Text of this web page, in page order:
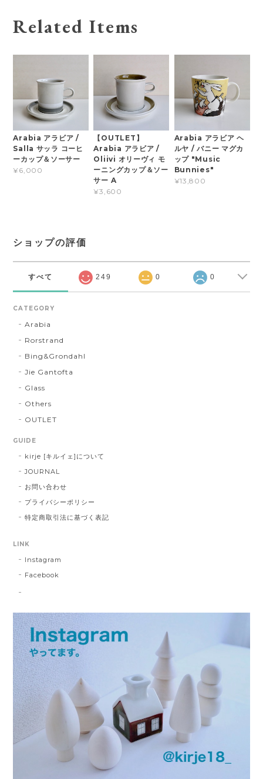
Related Items
Arabia アラビア /
Salla サッラ コーヒ
ーカップ＆ソーサー
¥6,000
【OUTLET】
Arabia アラビア /
Oliivi オリーヴィ モ
ーニングカップ＆ソー
サー A
¥3,600
Arabia アラビア ヘ
ルヤ / バニー マグカ
ップ "Music
Bunnies"
¥13,800
ショップの評価
すべて 249 0 0
CATEGORY
Arabia
Rorstrand
Bing&Grondahl
Jie Gantofta
Glass
Others
OUTLET
GUIDE
kirje [キルイェ]について
JOURNAL
お問い合わせ
プライバシーポリシー
特定商取引法に基づく表記
LINK
Instagram
Facebook